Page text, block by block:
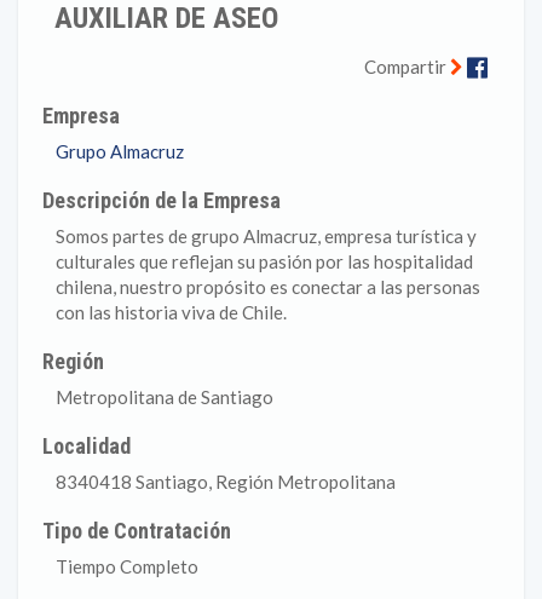
AUXILIAR DE ASEO
Compartir
Empresa
Grupo Almacruz
Descripción de la Empresa
Somos partes de grupo Almacruz, empresa turística y
culturales que reflejan su pasión por las hospitalidad
chilena, nuestro propósito es conectar a las personas
con las historia viva de Chile.
Región
Metropolitana de Santiago
Localidad
8340418 Santiago, Región Metropolitana
Tipo de Contratación
Tiempo Completo